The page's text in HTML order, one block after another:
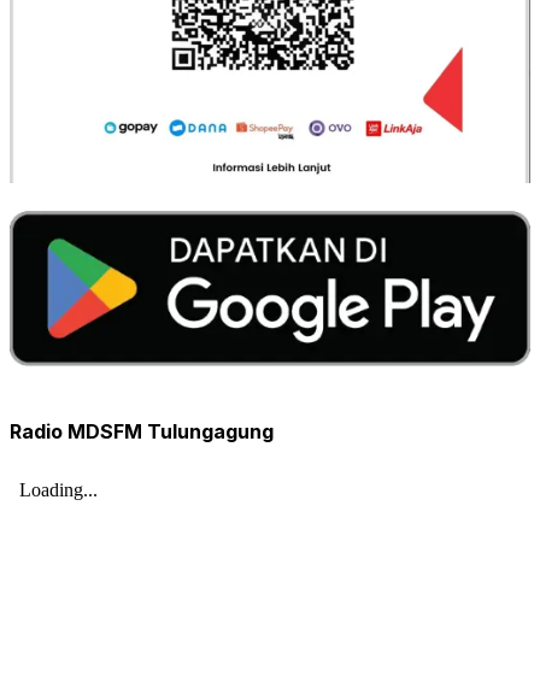
Radio MDSFM Tulungagung